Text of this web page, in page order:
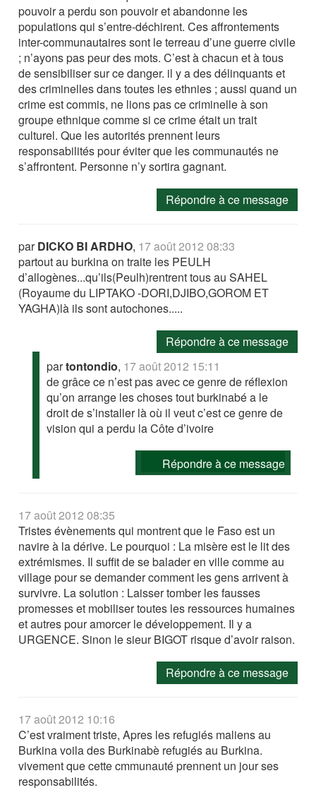
pouvoir a perdu son pouvoir et abandonne les
populations qui s’entre-déchirent. Ces affrontements
inter-communautaires sont le terreau d’une guerre civile
; n’ayons pas peur des mots. C’est à chacun et à tous
de sensibiliser sur ce danger. il y a des délinquants et
des criminelles dans toutes les ethnies ; aussi quand un
crime est commis, ne lions pas ce criminelle à son
groupe ethnique comme si ce crime était un trait
culturel. Que les autorités prennent leurs
responsabilités pour éviter que les communautés ne
s’affrontent. Personne n’y sortira gagnant.
Répondre à ce message
parDICKO BI ARDHO, 17 août 2012 08:33
partout au burkina on traite les PEULH
d’allogènes...qu’ils(Peulh)rentrent tous au SAHEL
(Royaume du LIPTAKO -DORI,DJIBO,GOROM ET
YAGHA)là ils sont autochones.....
Répondre à ce message
partontondio, 17 août 2012 15:11
de grâce ce n’est pas avec ce genre de réflexion
qu’on arrange les choses tout burkinabé a le
droit de s’installer là où il veut c’est ce genre de
vision qui a perdu la Côte d’ivoire
Répondre à ce message
17 août 2012 08:35
Tristes évènements qui montrent que le Faso est un
navire à la dérive. Le pourquoi : La misère est le lit des
extrémismes. Il suffit de se balader en ville comme au
village pour se demander comment les gens arrivent à
survivre. La solution : Laisser tomber les fausses
promesses et mobiliser toutes les ressources humaines
et autres pour amorcer le développement. Il y a
URGENCE. Sinon le sieur BIGOT risque d’avoir raison.
Répondre à ce message
17 août 2012 10:16
C’est vraiment triste, Apres les refugiés maliens au
Burkina voila des Burkinabè refugiés au Burkina.
vivement que cette cmmunauté prennent un jour ses
responsabilités.